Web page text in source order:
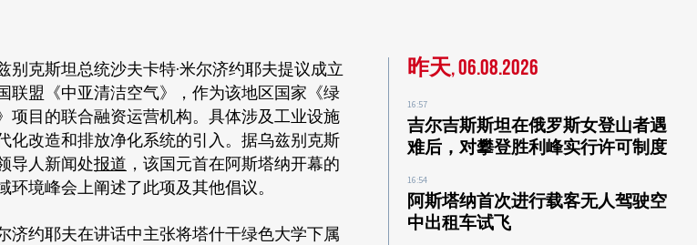
别克斯坦总统沙夫卡特·米尔济约耶夫提议成立
联盟《中亚清洁空气》，作为该地区国家《绿
项目的联合融资运营机构。具体涉及工业设施
化改造和排放净化系统的引入。据乌兹别克斯
导人新闻处报道 ，该国元首在阿斯塔纳开幕的
环境峰会上阐述了此项及其他倡议。
济约耶夫在讲话中主张将塔什干绿色大学下属
昨天, 06.08.2026
16:57
吉尔吉斯斯坦在俄罗斯女登山者遇
难后，对攀登胜利峰实行许可制度
16:54
阿斯塔纳首次进行载客无人驾驶空
中出租车试飞